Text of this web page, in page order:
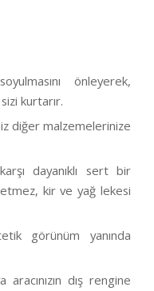
önleyerek,
kurtarır.
diğer malzemelerinize
dayanıklı sert bir
kir ve yağ lekesi
görünüm yanında
dış rengine